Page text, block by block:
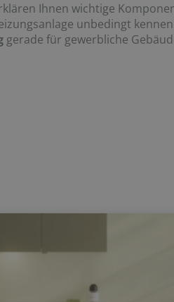
Ihnen wichtige
unbedingt
gerade für gewerbliche